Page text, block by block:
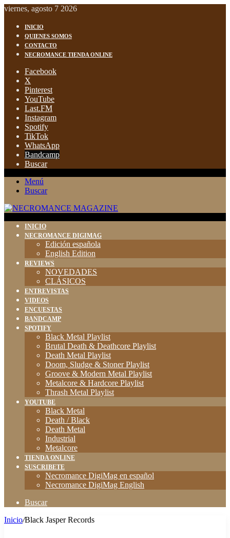
viernes, agosto 7 2026
INICIO
QUIENES SOMOS
CONTACTO
NECROMANCE TIENDA ONLINE
Facebook
X
Pinterest
YouTube
Last.FM
Instagram
Spotify
TikTok
WhatsApp
Bandcamp
Buscar
Menú
Buscar
INICIO
NECROMANCE DIGIMAG
Edición española
English Edition
REVIEWS
NOVEDADES
CLÁSICOS
ENTREVISTAS
VIDEOS
ENCUESTAS
BANDCAMP
SPOTIFY
Black Metal Playlist
Brutal Death & Deathcore Playlist
Death Metal Playlist
Doom, Sludge & Stoner Playlist
Groove & Modern Metal Playlist
Metalcore & Hardcore Playlist
Thrash Metal Playlist
YOUTUBE
Black Metal
Death / Black
Death Metal
Industrial
Metalcore
TIENDA ONLINE
SUSCRIBETE
Necromance DigiMag en español
Necromance DigiMag English
Buscar
Inicio/Black Jasper Records